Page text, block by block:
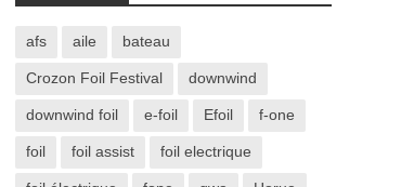
afs aile bateau
Crozon Foil Festival downwind
downwind foil e-foil Efoil f-one
foil foil assist foil electrique